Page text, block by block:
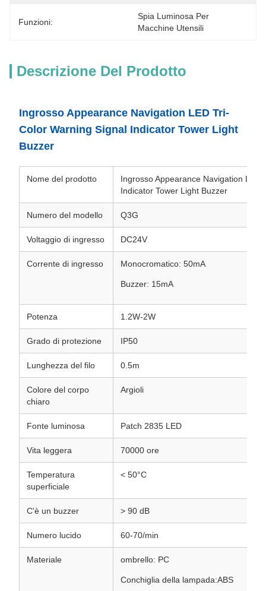
Funzioni:
Spia Luminosa Per
Macchine Utensili
Descrizione Del Prodotto
Ingrosso Appearance Navigation LED Tri-
Color Warning Signal Indicator Tower Light
Buzzer
Nome del prodotto
Ingrosso Appearance Navigation LED
Indicator Tower Light Buzzer
Numero del modello Q3G
Voltaggio di ingresso DC24V
Corrente di ingresso Monocromatico: 50mA
Buzzer: 15mA
Potenza 1.2W-2W
Grado di protezione IP50
Lunghezza del filo 0.5m
Colore del corpo
chiaro
Argioli
Fonte luminosa Patch 2835 LED
Vita leggera 70000 ore
Temperatura
superficiale
< 50°C
C'è un buzzer > 90 dB
Numero lucido 60-70/min
Materiale ombrello: PC
Conchiglia della lampada:ABS